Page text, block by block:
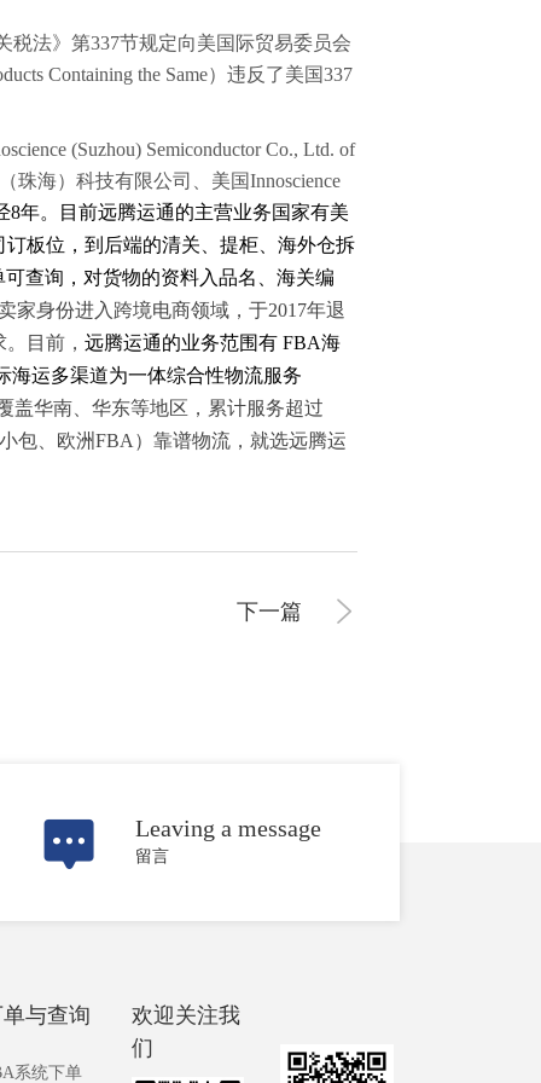
税法》第337节规定向美国际贸易委员会
Containing the Same）违反了美国337
(Suzhou) Semiconductor Co., Ltd. of
珠海）科技有限公司、美国Innoscience
8年。目前远腾运通的主营业务国家有美
板位，到后端的清关、提柜、海外仓拆
查询，对货物的资料入品名、海关编
家身份进入跨境电商领域，于2017年退
目前， 远腾运通的业务范围有 FBA海
海运多渠道为一体综合性物流服务
盖华南、华东等地区，累计服务超过
包、欧洲FBA）靠谱物流，就选远腾运
下一篇
Leaving a message
留言
与查询
系统下单
欢迎关注我
们